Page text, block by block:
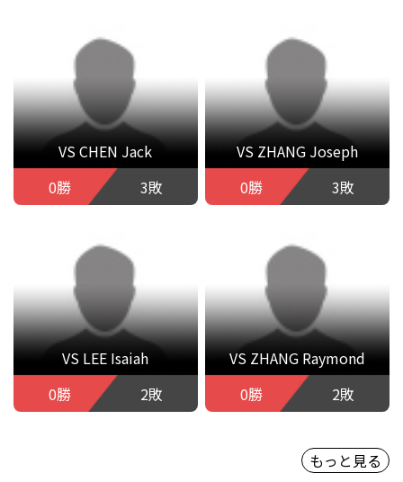
VS CHEN Jack
0勝
3敗
VS ZHANG Joseph
0勝
3敗
VS LEE Isaiah
0勝
2敗
VS ZHANG Raymond
0勝
2敗
もっと見る